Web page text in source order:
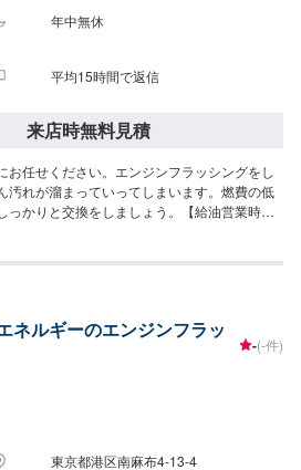
年中無休
平均15時間で返信
来店時無料見積
お任せください。エンジンフラッシングをし
汚れが溜まっていってしまいます。燃費の低
っかりと交換をしましょう。【給油営業時
ネルギーのエンジンフラッ
-(-件)
東京都港区南麻布4-13-4